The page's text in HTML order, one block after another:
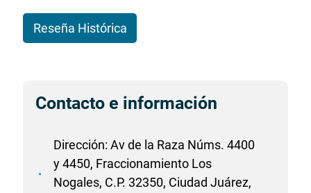
Reseña Histórica
Contacto e información
Dirección: Av de la Raza Núms. 4400
y 4450, Fraccionamiento Los
Nogales, C.P. 32350, Ciudad Juárez,